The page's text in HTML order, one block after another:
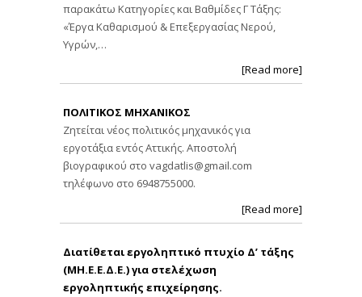
παρακάτω Κατηγορίες και Βαθμίδες Γ Τάξης:
«Έργα Καθαρισμού & Επεξεργασίας Νερού,
Υγρών,…
[Read more]
ΠΟΛΙΤΙΚΟΣ ΜΗΧΑΝΙΚΟΣ
Ζητείται νέος πολιτικός μηχανικός για
εργοτάξια εντός Αττικής. Αποστολή
βιογραφικού στο vagdatlis@gmail.com
τηλέφωνο στο 6948755000.
[Read more]
Διατίθεται εργοληπτικό πτυχίο Δ’ τάξης
(ΜΗ.Ε.Ε.Δ.Ε.) για στελέχωση
εργοληπτικής επιχείρησης.